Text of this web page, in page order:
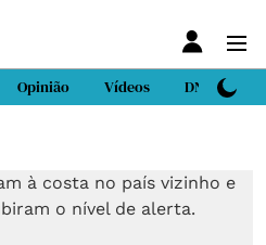
Opinião Vídeos DN Sport